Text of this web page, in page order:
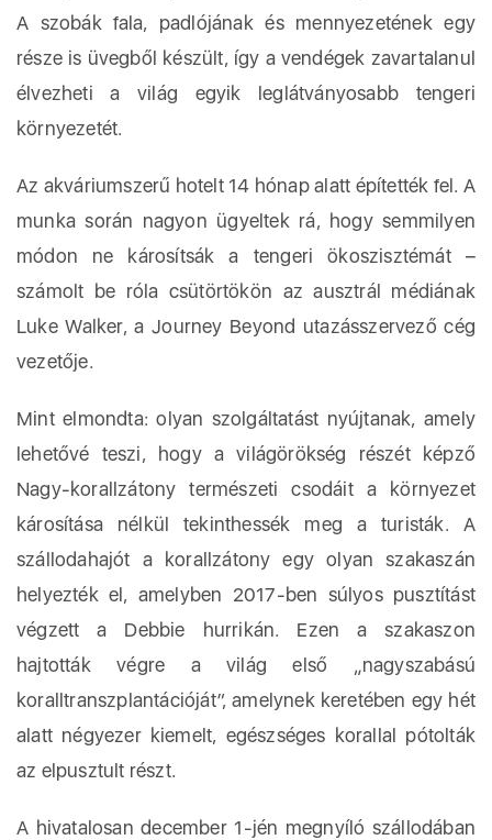
A szobák fala, padlójának és mennyezetének egy
része is üvegből készült, így a vendégek zavartalanul
élvezheti a világ egyik leglátványosabb tengeri
környezetét.
Az akváriumszerű hotelt 14 hónap alatt építették fel. A
munka során nagyon ügyeltek rá, hogy semmilyen
módon ne károsítsák a tengeri ökoszisztémát –
számolt be róla csütörtökön az ausztrál médiának
Luke Walker, a Journey Beyond utazásszervező cég
vezetője.
Mint elmondta: olyan szolgáltatást nyújtanak, amely
lehetővé teszi, hogy a világörökség részét képző
Nagy-korallzátony természeti csodáit a környezet
károsítása nélkül tekinthessék meg a turisták. A
szállodahajót a korallzátony egy olyan szakaszán
helyezték el, amelyben 2017-ben súlyos pusztítást
végzett a Debbie hurrikán. Ezen a szakaszon
hajtották végre a világ első „nagyszabású
koralltranszplantációját”, amelynek keretében egy hét
alatt négyezer kiemelt, egészséges korallal pótolták
az elpusztult részt.
A hivatalosan december 1-jén megnyíló szállodában